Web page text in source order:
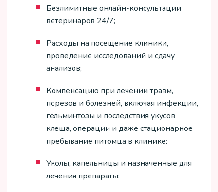
Безлимитные онлайн-консультации
ветеринаров 24/7;
Расходы на посещение клиники,
проведение исследований и сдачу
анализов;
Компенсацию при лечении травм,
порезов и болезней, включая инфекции,
гельминтозы и последствия укусов
клеща, операции и даже стационарное
пребывание питомца в клинике;
Уколы, капельницы и назначенные для
лечения препараты;